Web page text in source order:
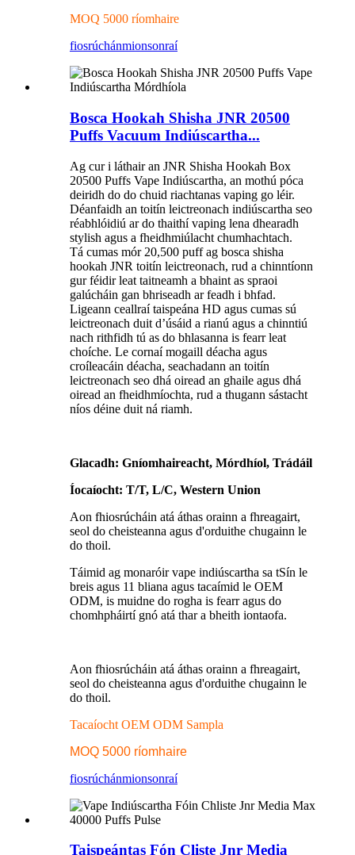
MOQ 5000 ríomhaire
fiosrúchánmionsonraí
Bosca Hookah Shisha JNR 20500
Puffs Vacuum Indiúscartha...
Ag cur i láthair an JNR Shisha Hookah Box
20500 Puffs Vape Indiúscartha, an mothú póca
deiridh do do chuid riachtanas vaping go léir.
Déanfaidh an toitín leictreonach indiúscartha seo
réabhlóidiú ar do thaithí vaping lena dhearadh
stylish agus a fheidhmiúlacht chumhachtach.
Tá cumas mór 20,500 puff ag bosca shisha
hookah JNR toitín leictreonach, rud a chinntíonn
gur féidir leat taitneamh a bhaint as spraoi
galúcháin gan bhriseadh ar feadh i bhfad.
Ligeann ceallraí taispeána HD agus cumas sú
leictreonach duit d’úsáid a rianú agus a chinntiú
nach rithfidh tú as do bhlasanna is fearr leat
choíche. Le cornaí mogaill déacha agus
croíleacáin déacha, seachadann an toitín
leictreonach seo dhá oiread an ghaile agus dhá
oiread an fheidhmíochta, rud a thugann sástacht
níos déine duit ná riamh.
Glacadh: Gníomhaireacht, Mórdhíol, Trádáil
Íocaíocht: T/T, L/C, Western Union
Aon fhiosrúcháin atá áthas orainn a fhreagairt,
seol do cheisteanna agus d'orduithe chugainn le
do thoil.
Táimid ag monaróir vape indiúscartha sa tSín le
breis agus 11 bliana agus tacaímid le OEM
ODM, is muidne do rogha is fearr agus do
chomhpháirtí gnó atá thar a bheith iontaofa.
Aon fhiosrúcháin atá áthas orainn a fhreagairt,
seol do cheisteanna agus d'orduithe chugainn le
do thoil.
Tacaíocht OEM ODM Sampla
MOQ 5000 ríomhaire
fiosrúchánmionsonraí
Taispeántas Fón Cliste Jnr Media